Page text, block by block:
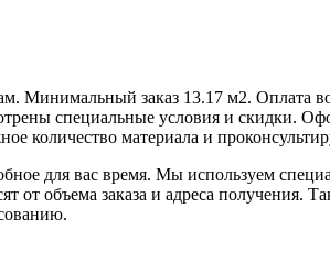
Минимальный заказ 13.17 м2. Оплата
специальные условия и скидки.
количество материала и
для вас время. Мы используем
от объема заказа и адреса